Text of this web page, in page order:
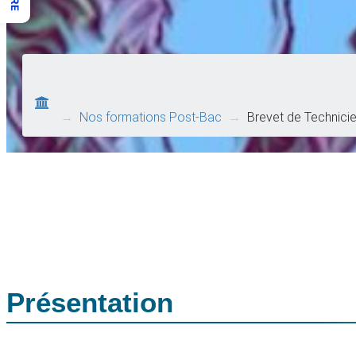
→ Nos formations Post-Bac → Brevet de
Présentation